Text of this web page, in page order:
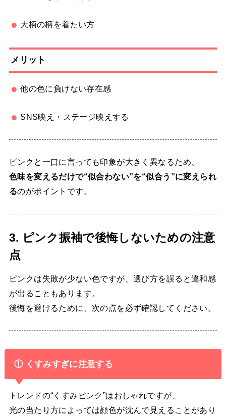
大柄の柄を着たい方
メリット
他の色に負けない存在感
SNS映え・ステージ映えする
ピンクと一口に言っても印象が大きく異なるため、
色味を変えるだけで“似合わない”を“似合う”に変えられ
るのがポイントです。
3. ピンク振袖で後悔しないための注意
点
ピンクは失敗が少ない色ですが、選び方を誤ると違和感
が出ることもあります。
後悔を避けるために、次の点を必ず確認してください。
① くすみすぎに注意する
トレンドの“くすみピンク”はおしゃれですが、
光の当たり方によっては顔色が沈んで見えることがあり